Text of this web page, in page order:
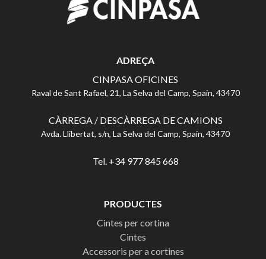
ADREÇA
CINPASA OFICINES
Raval de Sant Rafael, 21, La Selva del Camp, Spain, 43470
CÀRREGA / DESCÀRREGA DE CAMIONS
Avda. Llibertat, s/n, La Selva del Camp, Spain, 43470
Tel. +34 977 845 668
PRODUCTES
Cintes per cortina
Cintes
Accessoris per a cortines